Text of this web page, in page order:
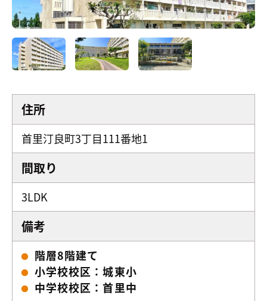
住所
首里汀良町3丁目111番地1
間取り
3LDK
備考
階層8階建て
小学校校区：城東小
中学校校区：首里中